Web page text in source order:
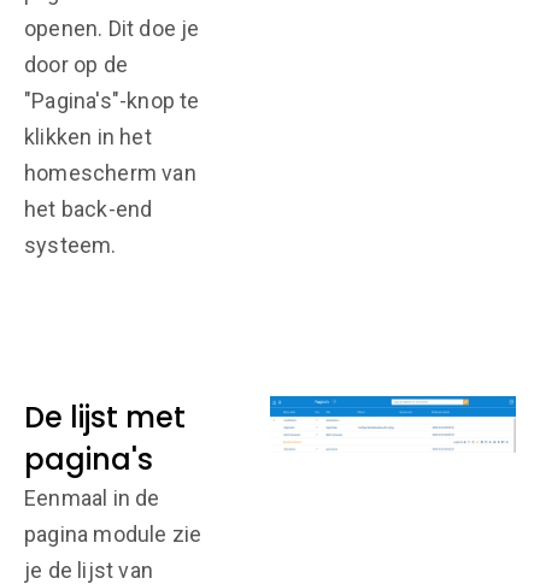
openen. Dit doe je
door op de
"Pagina's"-knop te
klikken in het
homescherm van
het back-end
systeem.
De lijst met
pagina's
Eenmaal in de
pagina module zie
je de lijst van